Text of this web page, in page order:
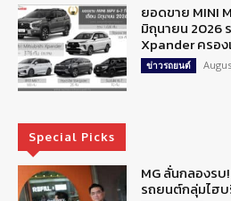
ยอดขาย MINI
มิถุนายน 2026
Xpander ครอ
ข่าวรถยนต์
Special Picks
MG ลั่นกลองร
รถยนต์กลุ่มไฮ